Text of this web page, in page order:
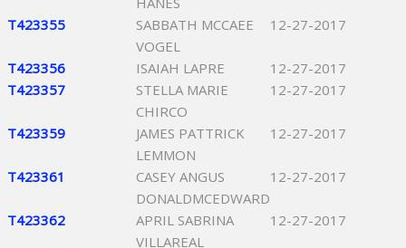
T423355
SABBATH MCCAEE
VOGEL
12-27-2017
T423356 ISAIAH LAPRE
12-27-2017
T423357
STELLA MARIE
CHIRCO
12-27-2017
T423359
JAMES PATTRICK
LEMMON
12-27-2017
T423361
CASEY ANGUS
DONALDMCEDWARD
12-27-2017
T423362
APRIL SABRINA
VILLAREAL
12-27-2017